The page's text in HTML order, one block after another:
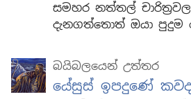
සමහර නත්තල්
දැනගත්තොත් ඔයා පුදුම
බයිබලයෙන් උත්තර
යේසුස් ඉපදුණේ